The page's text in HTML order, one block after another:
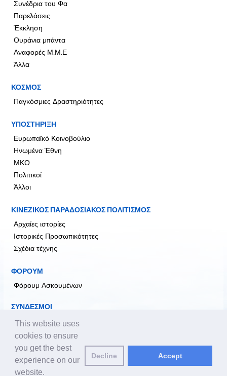
Συνέδρια του Φα
Παρελάσεις
Έκκληση
Ουράνια μπάντα
Αναφορές Μ.Μ.Ε
Άλλα
ΚΟΣΜΟΣ
Παγκόσμιες Δραστηριότητες
ΥΠΟΣΤΗΡΙΞΗ
Ευρωπαϊκό Κοινοβούλιο
Ηνωμένα Έθνη
ΜΚΟ
Πολιτικοί
Άλλοι
ΚΙΝΕΖΙΚΟΣ ΠΑΡΑΔΟΣΙΑΚΟΣ ΠΟΛΙΤΙΣΜΟΣ
Αρχαίες ιστορίες
Ιστορικές Προσωπικότητες
Σχέδια τέχνης
ΦΟΡΟΥΜ
Φόρουμ Ασκουμένων
ΣΥΝΔΕΣΜΟΙ
falundafa.org
faluninfo.net
minghui.org
pureinsight.org
This website uses
cookies to ensure
you get the best
experience on our
website.
Decline Accept